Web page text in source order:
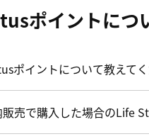
ポイントにつ
ポイントについて教えて
売で購入した場合のLife